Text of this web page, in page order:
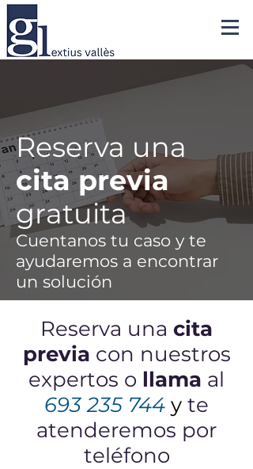
Reserva una
cita previa
gratuita
Cuentanos tu caso y te
ayudaremos a encontrar
un solución
Reserva una cita
previa con nuestros
expertos o llama al
693 235 744 y te
atenderemos por
teléfono